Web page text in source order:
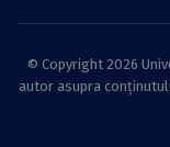
© Copyright 2026
autor asupra